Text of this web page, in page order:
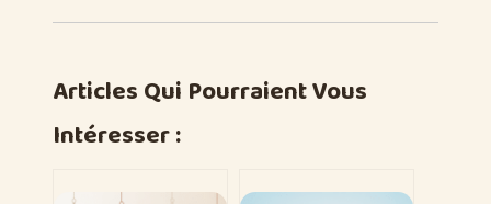
Articles Qui Pourraient Vous
Intéresser :